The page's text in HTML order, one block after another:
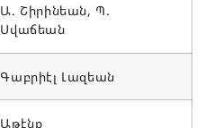
Ա. Շիրինեան, Պ.
Սվաճեան
Գաբրիէլ Լազեան
Աթէնք